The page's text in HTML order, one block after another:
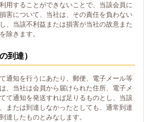
用することができないことで、当該会員に
害について、当社は、その責任を負わない
、当該不利益または損害が当社の故意また
除きます。
到達）
通知を行うにあたり、郵便、電子メール等
、当社は会員から届けられた住所、電子メ
て通知を発送すれば足りるものとし、当該
または到達しなかったとしても、通常到達
達したものとみなします。